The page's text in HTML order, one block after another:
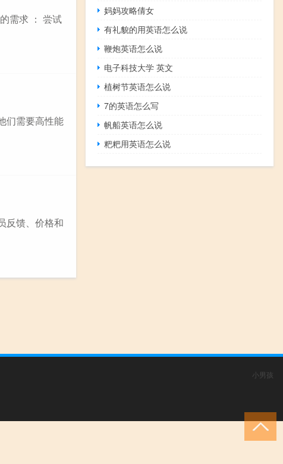
需求 ： 尝试
们需要高性能
反馈、价格和
妈妈攻略倩女
有礼貌的用英语怎么说
鞭炮英语怎么说
电子科技大学 英文
植树节英语怎么说
7的英语怎么写
帆船英语怎么说
粑粑用英语怎么说
小男孩